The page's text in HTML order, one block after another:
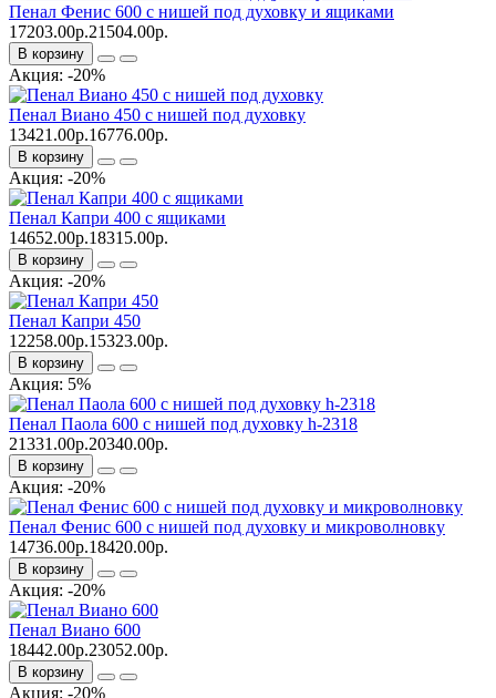
Пенал Фенис 600 с нишей под духовку и ящиками
17203.00р.21504.00р.
В корзину
Акция: -20%
Пенал Виано 450 с нишей под духовку
13421.00р.16776.00р.
В корзину
Акция: -20%
Пенал Капри 400 с ящиками
14652.00р.18315.00р.
В корзину
Акция: -20%
Пенал Капри 450
12258.00р.15323.00р.
В корзину
Акция: 5%
Пенал Паола 600 c нишей под духовку h-2318
21331.00р.20340.00р.
В корзину
Акция: -20%
Пенал Фенис 600 с нишей под духовку и микроволновку
14736.00р.18420.00р.
В корзину
Акция: -20%
Пенал Виано 600
18442.00р.23052.00р.
В корзину
Акция: -20%